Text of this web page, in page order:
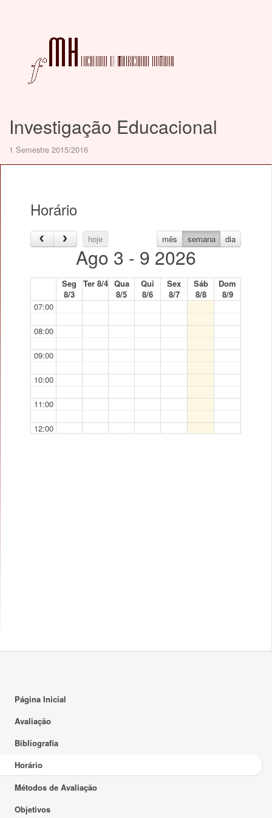
Investigação Educacional
1 Semestre 2015/2016
Horário
hoje mês semana dia
Ago 3 - 9 2026
Seg
8/3
Ter 8/4 Qua
8/5
Qui
8/6
Sex
8/7
Sáb
8/8
Dom
8/9
07:00
08:00
09:00
10:00
11:00
12:00
23:00
Página Inicial
Avaliação
Bibliografia
Horário
Métodos de Avaliação
Objetivos